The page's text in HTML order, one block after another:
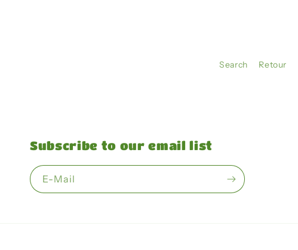
Search Retour
Subscribe to our email list
E-Mail